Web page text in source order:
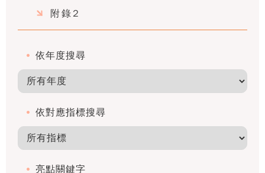
附錄2
依年度搜尋
依對應指標搜尋
亮點關鍵字